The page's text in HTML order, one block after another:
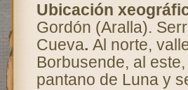
Ubicación
Gordón (Aralla).
Cueva. Al norte,
Borbusende, al
pantano de Luna y